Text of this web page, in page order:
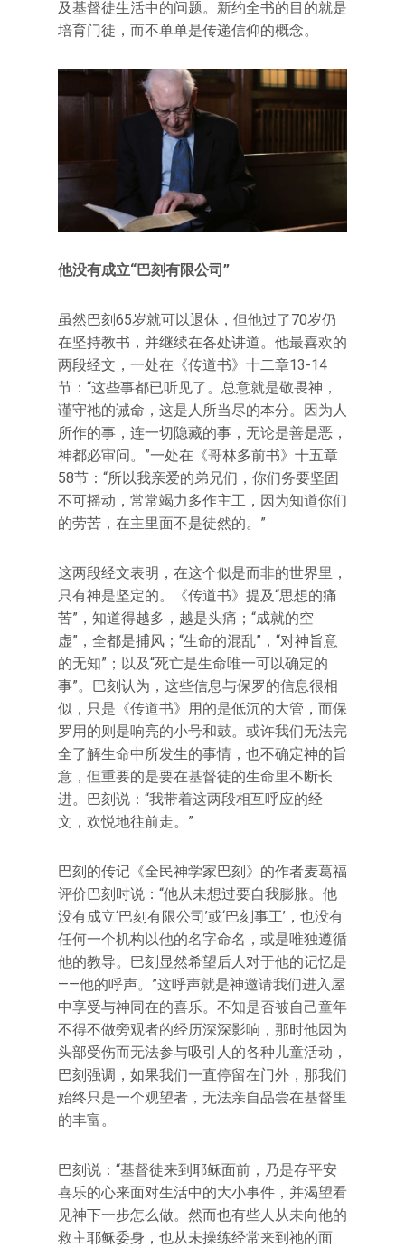
及基督徒生活中的问题。新约全书的目的就是
培育门徒，而不单单是传递信仰的概念。
他没有成立“巴刻有限公司”
虽然巴刻65岁就可以退休，但他过了70岁仍
在坚持教书，并继续在各处讲道。他最喜欢的
两段经文，一处在《传道书》十二章13-14
节：“这些事都已听见了。总意就是敬畏神，
谨守祂的诫命，这是人所当尽的本分。因为人
所作的事，连一切隐藏的事，无论是善是恶，
神都必审问。”一处在《哥林多前书》十五章
58节：“所以我亲爱的弟兄们，你们务要坚固
不可摇动，常常竭力多作主工，因为知道你们
的劳苦，在主里面不是徒然的。”
这两段经文表明，在这个似是而非的世界里，
只有神是坚定的。《传道书》提及“思想的痛
苦”，知道得越多，越是头痛；“成就的空
虚”，全都是捕风；“生命的混乱”，“对神旨意
的无知”；以及“死亡是生命唯一可以确定的
事”。巴刻认为，这些信息与保罗的信息很相
似，只是《传道书》用的是低沉的大管，而保
罗用的则是响亮的小号和鼓。或许我们无法完
全了解生命中所发生的事情，也不确定神的旨
意，但重要的是要在基督徒的生命里不断长
进。巴刻说：“我带着这两段相互呼应的经
文，欢悦地往前走。”
巴刻的传记《全民神学家巴刻》的作者麦葛福
评价巴刻时说：“他从未想过要自我膨胀。他
没有成立‘巴刻有限公司’或‘巴刻事工’，也没有
任何一个机构以他的名字命名，或是唯独遵循
他的教导。巴刻显然希望后人对于他的记忆是
——他的呼声。”这呼声就是神邀请我们进入屋
中享受与神同在的喜乐。不知是否被自己童年
不得不做旁观者的经历深深影响，那时他因为
头部受伤而无法参与吸引人的各种儿童活动，
巴刻强调，如果我们一直停留在门外，那我们
始终只是一个观望者，无法亲自品尝在基督里
的丰富。
巴刻说：“基督徒来到耶稣面前，乃是存平安
喜乐的心来面对生活中的大小事件，并渴望看
见神下一步怎么做。然而也有些人从未向他的
救主耶稣委身，也从未操练经常来到祂的面